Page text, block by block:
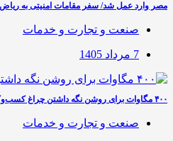
مصر وارد عمل شد/ سفر مقامات امنیتی به ریاض
صنعت و تجارت و خدمات
7 مرداد 1405
۴۰۰ مگاوات برای روشن نگه داشتن چراغ کسب‌وکار‌ها
صنعت و تجارت و خدمات